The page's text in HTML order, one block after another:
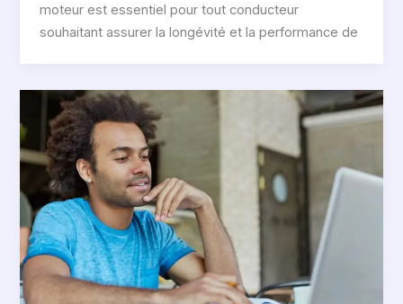
moteur est essentiel pour tout conducteur
souhaitant assurer la longévité et la performance de